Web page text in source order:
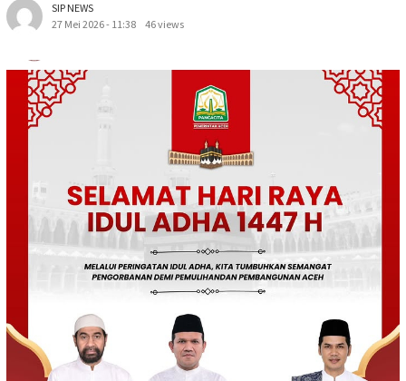
SIP NEWS
27 Mei 2026 - 11:38
46 views